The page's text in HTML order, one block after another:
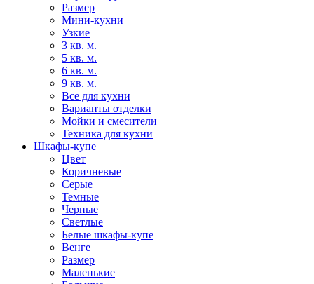
Размер
Мини-кухни
Узкие
3 кв. м.
5 кв. м.
6 кв. м.
9 кв. м.
Все для кухни
Варианты отделки
Мойки и смесители
Техника для кухни
Шкафы-купе
Цвет
Коричневые
Серые
Темные
Черные
Светлые
Белые шкафы-купе
Венге
Размер
Маленькие